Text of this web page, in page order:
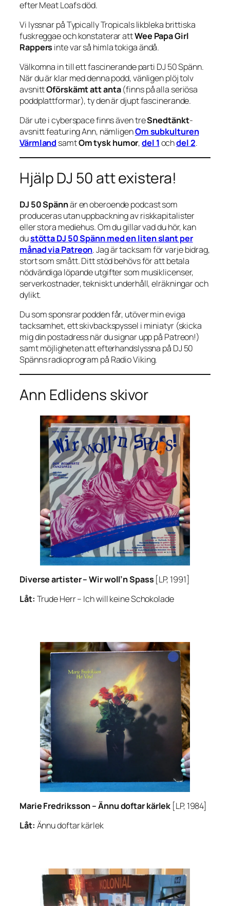
efter Meat Loafs död.
Vi lyssnar på Typically Tropicals likbleka brittiska
fuskreggae och konstaterar attWee Papa Girl
Rappers inte var så himla tokiga ändå.
Välkomna in till ett fascinerande parti DJ 50 Spänn.
När du är klar med denna podd, vänligen plöj tolv
avsnittOförskämt att anta(finns på alla seriösa
poddplattformar), ty den är djupt fascinerande.
Där ute i cyberspace finns även treSnedtänkt-
avsnitt featuring Ann, nämligenOm subkulturen
Värmland samtOm tysk humor,del 1ochdel 2.
Hjälp DJ 50 att existera!
DJ 50 Spännär en oberoende podcast som
produceras utan uppbackning av riskkapitalister
eller stora mediehus. Om du gillar vad du hör, kan
dustötta DJ 50 Spänn med en liten slant per
månad via Patreon. Jag är tacksam för varje bidrag,
stort som smått. Ditt stöd behövs för att betala
nödvändiga löpande utgifter som musiklicenser,
serverkostnader, tekniskt underhåll, elräkningar och
dylikt.
Du som sponsrar podden får, utöver min eviga
tacksamhet, ett skivbackspyssel i miniatyr (skicka
mig din postadress när du signar upp på Patreon!)
samt möjligheten att efterhandslyssna på DJ 50
Spänns radioprogram på Radio Viking.
Ann Edlidens skivor
Diverse artister –Wir woll’n Spass [LP, 1991]
Låt: Trude Herr – Ich will keine Schokolade
Marie Fredriksson –Ännu doftar kärlek [LP, 1984]
Låt: Ännu doftar kärlek